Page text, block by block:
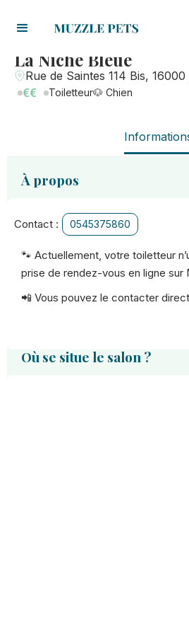
La Niche Bleue
Rue de Saintes 114 Bis,
€€ Toiletteur🐶 Chien
À propos
Contact : 0545375860
🐾 Actuellement, votre toiletteur
prise de rendez-vous en ligne sur
📲 Vous pouvez le contacter
Où se situe le salon ?